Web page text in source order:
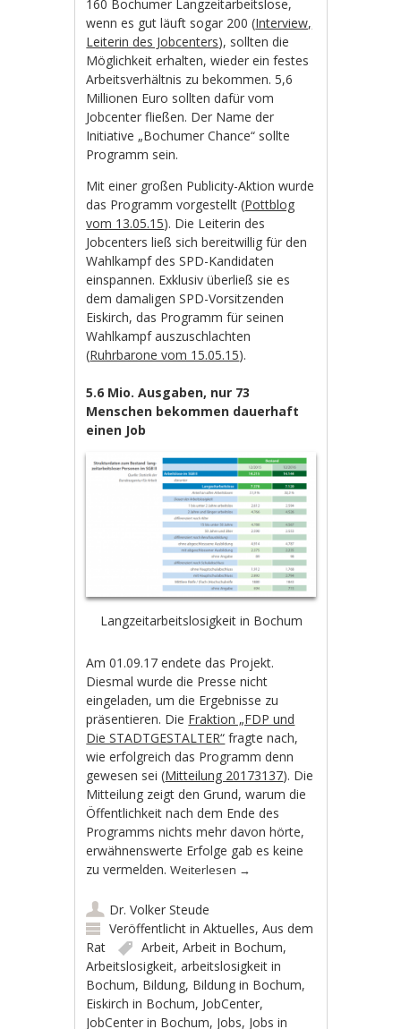
160 Bochumer Langzeitarbeitslose,
wenn es gut läuft sogar 200 (Interview,
Leiterin des Jobcenters), sollten die
Möglichkeit erhalten, wieder ein festes
Arbeitsverhältnis zu bekommen. 5,6
Millionen Euro sollten dafür vom
Jobcenter fließen. Der Name der
Initiative „Bochumer Chance“ sollte
Programm sein.
Mit einer großen Publicity-Aktion wurde
das Programm vorgestellt (Pottblog
vom 13.05.15). Die Leiterin des
Jobcenters ließ sich bereitwillig für den
Wahlkampf des SPD-Kandidaten
einspannen. Exklusiv überließ sie es
dem damaligen SPD-Vorsitzenden
Eiskirch, das Programm für seinen
Wahlkampf auszuschlachten
(Ruhrbarone vom 15.05.15).
5.6 Mio. Ausgaben, nur 73
Menschen bekommen dauerhaft
einen Job
Langzeitarbeitslosigkeit in Bochum
Am 01.09.17 endete das Projekt.
Diesmal wurde die Presse nicht
eingeladen, um die Ergebnisse zu
präsentieren. Die Fraktion „FDP und
Die STADTGESTALTER“ fragte nach,
wie erfolgreich das Programm denn
gewesen sei (Mitteilung 20173137). Die
Mitteilung zeigt den Grund, warum die
Öffentlichkeit nach dem Ende des
Programms nichts mehr davon hörte,
erwähnenswerte Erfolge gab es keine
zu vermelden.Weiterlesen →
Dr. Volker Steude
Veröffentlicht inAktuelles,Aus dem
Rat
Arbeit,Arbeit in Bochum,
Arbeitslosigkeit,arbeitslosigkeit in
Bochum, Bildung, Bildung in Bochum,
Eiskirch in Bochum, JobCenter,
JobCenter in Bochum, Jobs, Jobs in